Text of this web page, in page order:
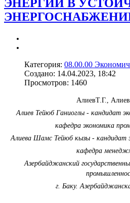
ЭНЕРГИИ В
Категория: 08.00.00
Создано: 14.04.2023, 18:42
Просмотров: 1460
АлиевТ.Г.,
Алиев Тейюб Ганиоглы - кандидат
кафедра экономика
Алиева Шамс Тейюб кызы - кандидат
кафедра
Азербайджанский
г. Баку.